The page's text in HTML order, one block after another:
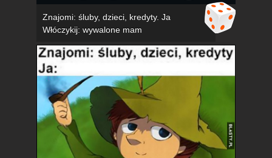
Znajomi: śluby, dzieci, kredyty. Ja
Włóczykij: wywalone mam